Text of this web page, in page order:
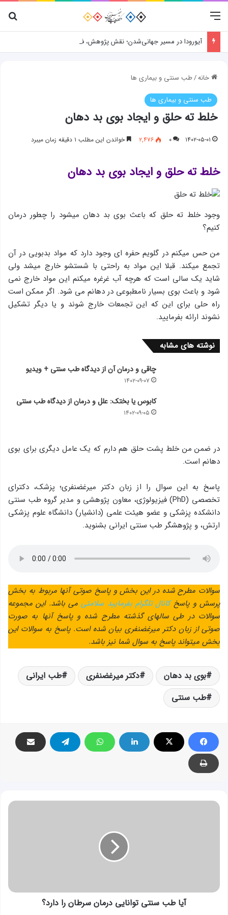
منو
آیورودا در مسیر جهانی‌شدن؛ نقش پژوهش، فناوری و شواهد علمی
خانه/طب سنتی و بیماری ها
طب سنتی و بیماری ها
خلط ته حلق و ایجاد بوی بد دهان
۱۴۰۲-۰۵-۰۱ ۰ ۲,۴۷۶ خواندن این مطلب ۱ دقیقه زمان میبرد
خلط ته حلق و ایجاد بوی بد دهان
وجود خلط ته حلق که باعث بوی بد دهان میشود را چطور درمان
کنیم؟
من حس میکنم در گلویم حفره ای وجود دارد که مواد بدبویی در آن
تجمع میکند. قبلا این مواد به راحتی با شستشو خارج میشد ولی
شاید یک سالی است که هرچه آب غرغره میکنم این مواد خارج نمی
شود و باعث بوی بسیار نامطبوعی در دهانم می شود. اگر ممکن است
راه حلی برای این که این تجمعات خارج شوند و یا دیگر تشکیل
نشوند ارائه بفرمایید.
نوشته های مشابه
چاقی و درمان آن از دیدگاه طب سنتی + ویدیو
۱۴۰۲-۰۹-۰۷
کابوس یا بختک: علل و درمان از دیدگاه طب سنتی
۱۴۰۲-۰۹-۰۵
در ضمن من خلط پشت حلق هم دارم که یک عامل دیگری برای بوی
دهانم است.
پاسخ به این سوال را از زبان دکتر میرغضنفری؛ پزشک، دکترای
تخصصی (PhD) فیزیولوژی، معاون پژوهشی و مدير گروه طب سنتی
دانشکده پزشکی و عضو هیئت علمی (دانشیار) دانشگاه علوم پزشکی
ارتش، و پژوهشگر طب سنتی ایرانی بشنوید.
سوالات مطرح شده در این بخش و پاسخ صوتی آن­ها مربوط به بخش
پرسش و پاسخکانال تلگرام بفرمایید سلامتیمی ­باشد. این مجموعه
سوالات در طی سال­های گذشته مطرح شده و پاسخ آن­ها به صورت
صوتی از زبان دکتر میرغضنفری بیان شده است. پاسخ به سوالات این
بخش می­تواند پاسخ به سوال شما نیز باشد.
بوی بد دهان دکتر میرغضنفری
طب ایرانی
طب سنتی
آیا
آیا طب سنتی توانایی درمان سرطان را دارد؟